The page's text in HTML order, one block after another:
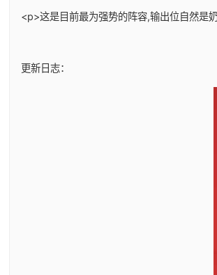
<p>这是目前最为强势的阵容,输出位自然是
更新日志：